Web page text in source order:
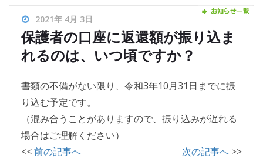
2021年 4月 3日
保護者の口座に返還額が振り込ま
れるのは、いつ頃ですか？
書類の不備がない限り、令和3年10月31日までに振
り込む予定です。
（混み合うことがありますので、振り込みが遅れる
場合はご理解ください）
<<前の記事へ 次の記事へ >>